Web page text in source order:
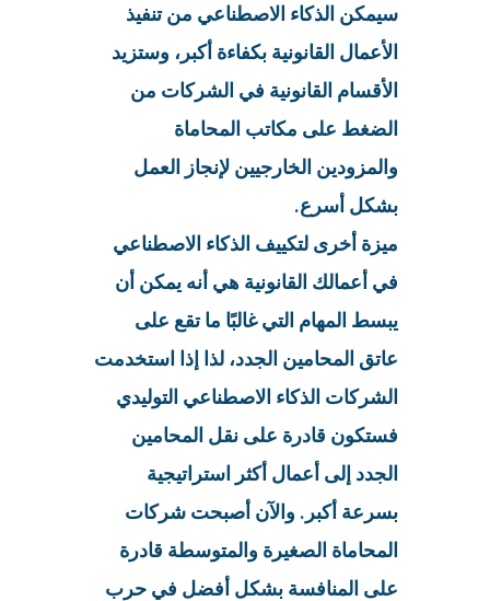
سيمكن الذكاء الاصطناعي من تنفيذ
الأعمال القانونية بكفاءة أكبر، وستزيد
الأقسام القانونية في الشركات من
الضغط على مكاتب المحاماة
والمزودين الخارجيين لإنجاز العمل
بشكل أسرع.
ميزة أخرى لتكييف الذكاء الاصطناعي
في أعمالك القانونية هي أنه يمكن أن
يبسط المهام التي غالبًا ما تقع على
عاتق المحامين الجدد، لذا إذا استخدمت
الشركات الذكاء الاصطناعي التوليدي
فستكون قادرة على نقل المحامين
الجدد إلى أعمال أكثر استراتيجية
بسرعة أكبر. والآن أصبحت شركات
المحاماة الصغيرة والمتوسطة قادرة
على المنافسة بشكل أفضل في حرب